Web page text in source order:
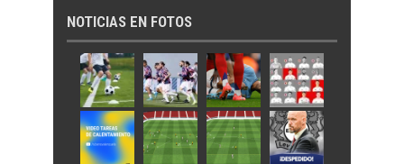
NOTICIAS EN FOTOS